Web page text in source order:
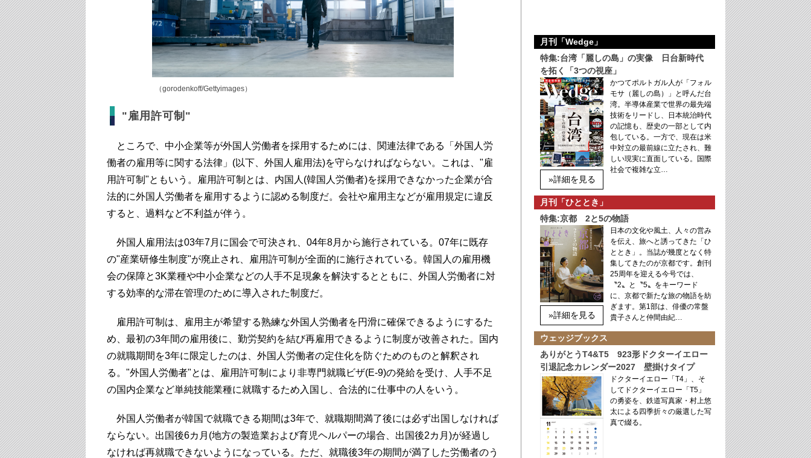
（gorodenkoff/Gettyimages）
"雇用許可制"
ところで、中小企業等が外国人労働者を採用するためには、関連法律である「外国人労
働者の雇用等に関する法律」(以下、外国人雇用法)を守らなければならない。これは、"雇
用許可制"ともいう。雇用許可制とは、内国人(韓国人労働者)を採用できなかった企業が合
法的に外国人労働者を雇用するように認める制度だ。会社や雇用主などが雇用規定に違反
すると、過料など不利益が伴う。
外国人雇用法は03年7月に国会で可決され、04年8月から施行されている。07年に既存
の"産業研修生制度"が廃止され、雇用許可制が全面的に施行されている。韓国人の雇用機
会の保障と3K業種や中小企業などの人手不足現象を解決するとともに、外国人労働者に対
する効率的な滞在管理のために導入された制度だ。
雇用許可制は、雇用主が希望する熟練な外国人労働者を円滑に確保できるようにするた
め、最初の3年間の雇用後に、勤労契約を結び再雇用できるように制度が改善された。国内
の就職期間を3年に限定したのは、外国人労働者の定住化を防ぐためのものと解釈され
る。"外国人労働者"とは、雇用許可制により非専門就職ビザ(E-9)の発給を受け、人手不足
の国内企業など単純技能業種に就職するため入国し、合法的に仕事中の人をいう。
外国人労働者が韓国で就職できる期間は3年で、就職期間満了後には必ず出国しなければ
ならない。出国後6カ月(地方の製造業および育児ヘルパーの場合、出国後2カ月)が経過し
なければ再就職できないようになっている。ただ、就職後3年の期間が満了した労働者のう
月刊「Wedge」
特集:台湾「麗しの島」の実像 日台新時代
を拓く「3つの視座」
»詳細を見る
かつてポルトガル人が「フォル
モサ（麗しの島）」と呼んだ台
湾。半導体産業で世界の最先端
技術をリードし、日本統治時代
の記憶も、歴史の一部として内
包している。一方で、現在は米
中対立の最前線に立たされ、難
しい現実に直面している。国際
社会で複雑な立…
月刊「ひととき」
特集:京都 2と5の物語
»詳細を見る
日本の文化や風土、人々の営み
を伝え、旅へと誘ってきた「ひ
ととき」。当誌が幾度となく特
集してきたのが京都です。創刊
25周年を迎える今号では、
〝2〟と〝5〟をキーワード
に、京都で新たな旅の物語を紡
ぎます。第1部は、俳優の常盤
貴子さんと仲間由紀…
ウェッジブックス
ありがとうT4&T5 923形ドクターイエロー
引退記念カレンダー2027 壁掛けタイプ
ドクターイエロー「T4」、そ
してドクターイエロー「T5」
の勇姿を、鉄道写真家・村上悠
太による四季折々の厳選した写
真で綴る。